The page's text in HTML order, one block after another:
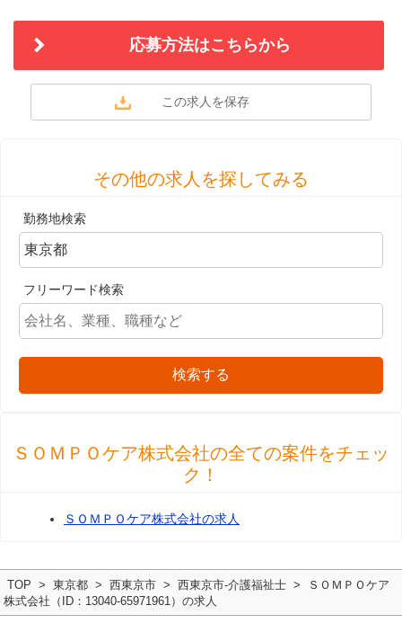
応募方法はこちらから
その他の求人を探してみる
勤務地検索
フリーワード検索
検索する
ＳＯＭＰＯケア株式会社の全ての案件をチェッ
ク！
ＳＯＭＰＯケア株式会社の求人
TOP 東京都 西東京市 西東京市-介護福祉士
ＳＯＭＰＯケア
株式会社（ID：13040-65971961）の求人